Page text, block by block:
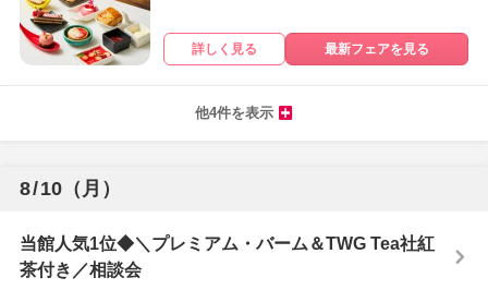
詳しく見る 最新フェアを見る
他4件を表示
8/10 （月）
当館人気1位◆＼プレミアム・バーム＆TWG Tea社紅
茶付き／相談会